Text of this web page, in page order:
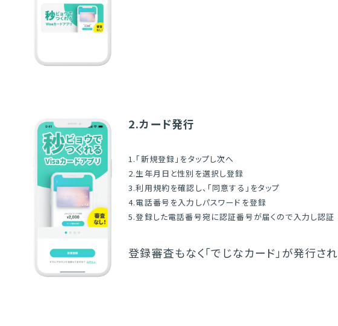
2.カード発行
1.「新規登録」をタップし次へ
2.生年月日と性別を選択し登録
3.利用規約を確認し、「同意する」をタップ
4.電話番号を入力しパスワードを登録
5.登録した電話番号宛に認証番号が届くので入力し認証
登録審査もなく「でじなカード」が発行さ